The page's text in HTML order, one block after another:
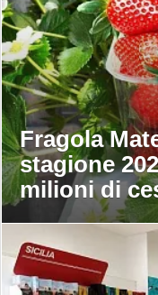
Fragola
stagione
milioni di